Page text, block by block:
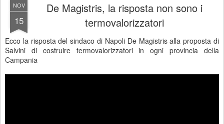
NOV
15
De Magistris, la risposta non sono i
termovalorizzatori
Ecco la risposta del sindaco di Napoli De Magistris alla proposta di
Salvini di costruire termovalorizzatori in ogni provincia della
Campania